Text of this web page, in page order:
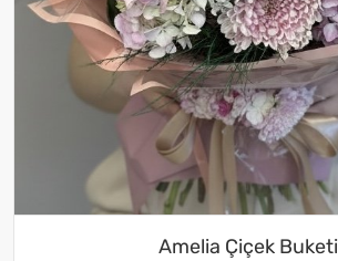
Amelia Çiçek Buketi